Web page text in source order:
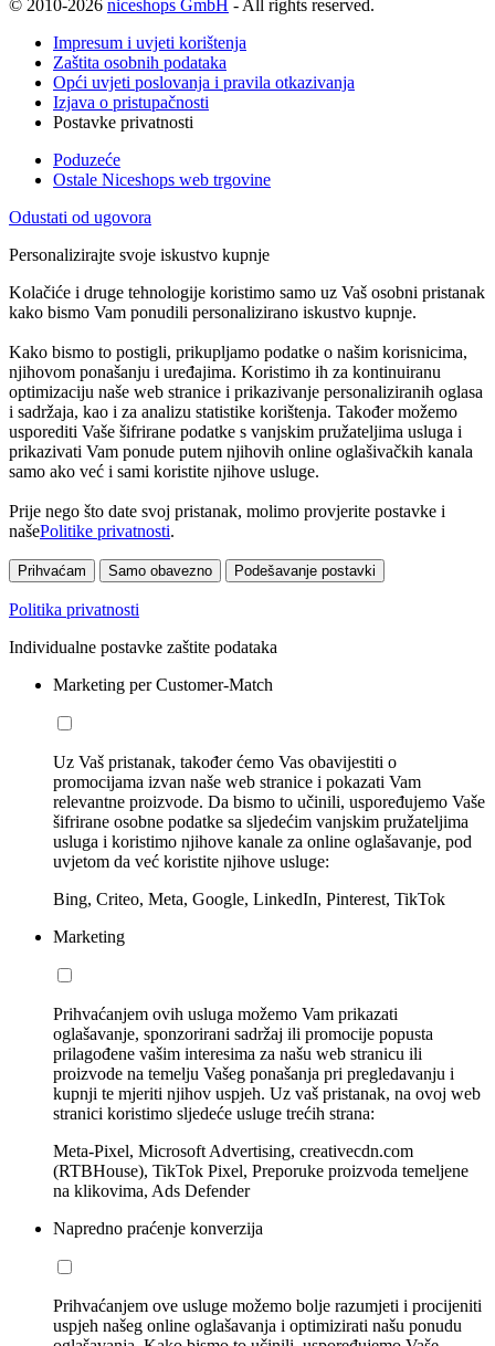
© 2010-2026 niceshops GmbH - All rights reserved.
Impresum i uvjeti korištenja
Zaštita osobnih podataka
Opći uvjeti poslovanja i pravila otkazivanja
Izjava o pristupačnosti
Postavke privatnosti
Poduzeće
Ostale Niceshops web trgovine
Odustati od ugovora
Personalizirajte svoje iskustvo kupnje
Kolačiće i druge tehnologije koristimo samo uz Vaš osobni pristanak
kako bismo Vam ponudili personalizirano iskustvo kupnje.
Kako bismo to postigli, prikupljamo podatke o našim korisnicima,
njihovom ponašanju i uređajima. Koristimo ih za kontinuiranu
optimizaciju naše web stranice i prikazivanje personaliziranih oglasa
i sadržaja, kao i za analizu statistike korištenja. Također možemo
usporediti Vaše šifrirane podatke s vanjskim pružateljima usluga i
prikazivati Vam ponude putem njihovih online oglašivačkih kanala
samo ako već i sami koristite njihove usluge.
Prije nego što date svoj pristanak, molimo provjerite postavke i
našePolitike privatnosti.
Prihvaćam Samo obavezno Podešavanje postavki
Politika privatnosti
Individualne postavke zaštite podataka
Marketing per Customer-Match
Uz Vaš pristanak, također ćemo Vas obavijestiti o
promocijama izvan naše web stranice i pokazati Vam
relevantne proizvode. Da bismo to učinili, uspoređujemo Vaše
šifrirane osobne podatke sa sljedećim vanjskim pružateljima
usluga i koristimo njihove kanale za online oglašavanje, pod
uvjetom da već koristite njihove usluge:
Bing, Criteo, Meta, Google, LinkedIn, Pinterest, TikTok
Marketing
Prihvaćanjem ovih usluga možemo Vam prikazati
oglašavanje, sponzorirani sadržaj ili promocije popusta
prilagođene vašim interesima za našu web stranicu ili
proizvode na temelju Vašeg ponašanja pri pregledavanju i
kupnji te mjeriti njihov uspjeh. Uz vaš pristanak, na ovoj web
stranici koristimo sljedeće usluge trećih strana:
Meta-Pixel, Microsoft Advertising, creativecdn.com
(RTBHouse), TikTok Pixel, Preporuke proizvoda temeljene
na klikovima, Ads Defender
Napredno praćenje konverzija
Prihvaćanjem ove usluge možemo bolje razumjeti i procijeniti
uspjeh našeg online oglašavanja i optimizirati našu ponudu